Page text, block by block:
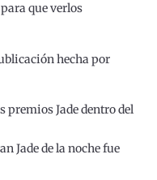
que verlos
hecha por
premios Jade dentro del
Jade de la noche fue